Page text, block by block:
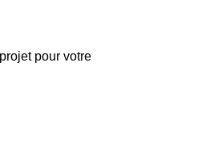
pour votre